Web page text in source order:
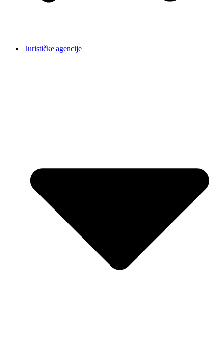
Turističke agencije